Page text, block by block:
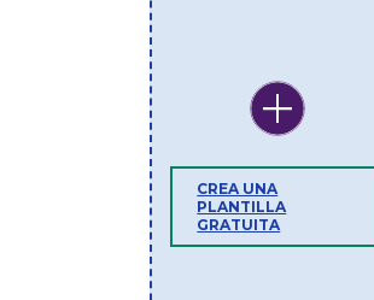
CREA UNA
PLANTILLA
GRATUITA